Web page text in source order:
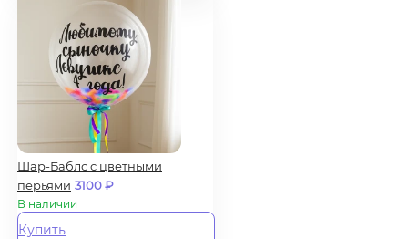
Шар-Баблс с цветными
перьями 3100₽
В наличии
Купить